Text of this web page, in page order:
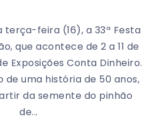
terça-feira (16), a 33ª Festa
que acontece de 2 a 11 de
Exposições Conta Dinheiro.
de uma história de 50 anos,
da semente do pinhão
de...